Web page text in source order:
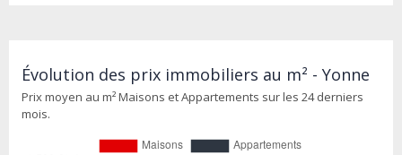
Évolution des prix immobiliers au m² - Yonne
Prix moyen au m² Maisons et Appartements sur les 24 derniers
mois.